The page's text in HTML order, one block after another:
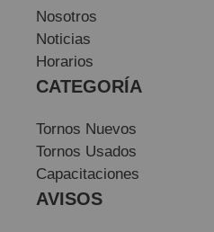
Nosotros
Noticias
Horarios
CATEGORÍA
Tornos Nuevos
Tornos Usados
Capacitaciones
AVISOS